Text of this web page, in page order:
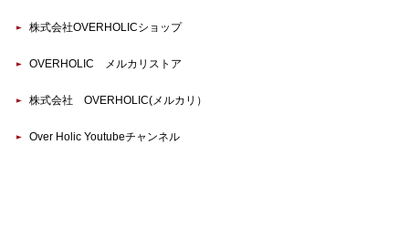
株式会社OVERHOLICショップ
OVERHOLIC メルカリストア
株式会社 OVERHOLIC(メルカリ）
Over Holic Youtubeチャンネル